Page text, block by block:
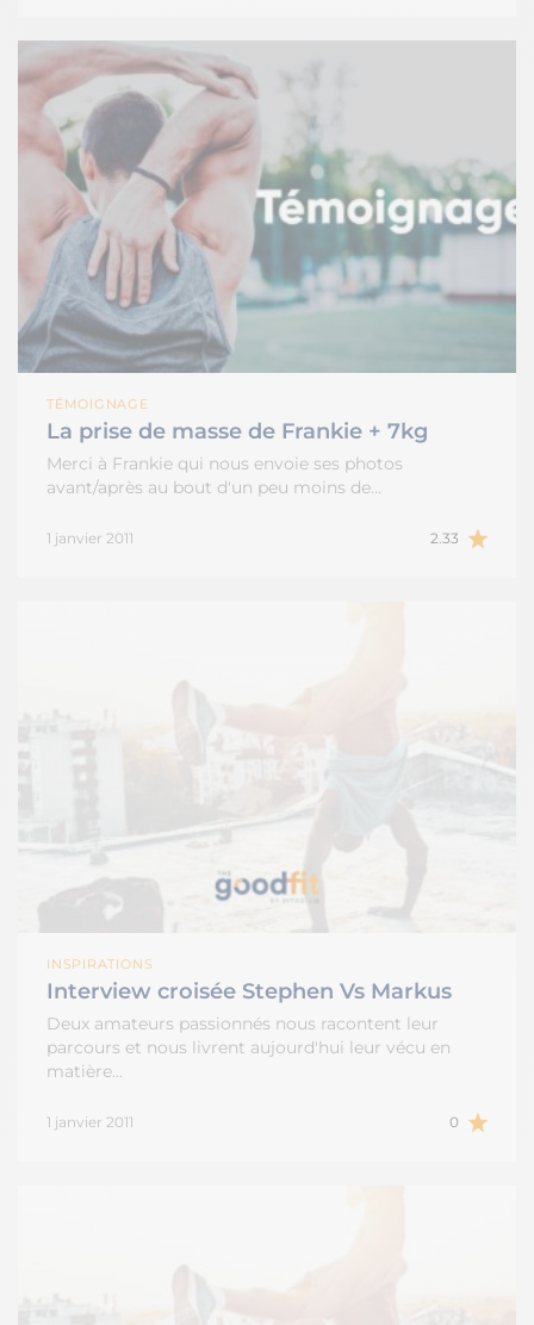
TÉMOIGNAGE
La prise de masse de Frankie + 7kg
Merci à Frankie qui nous envoie ses photos
avant/après au bout d'un peu moins de…
1 janvier 2011 2.33
INSPIRATIONS
Interview croisée Stephen Vs Markus
Deux amateurs passionnés nous racontent leur
parcours et nous livrent aujourd'hui leur vécu en
matière…
1 janvier 2011 0